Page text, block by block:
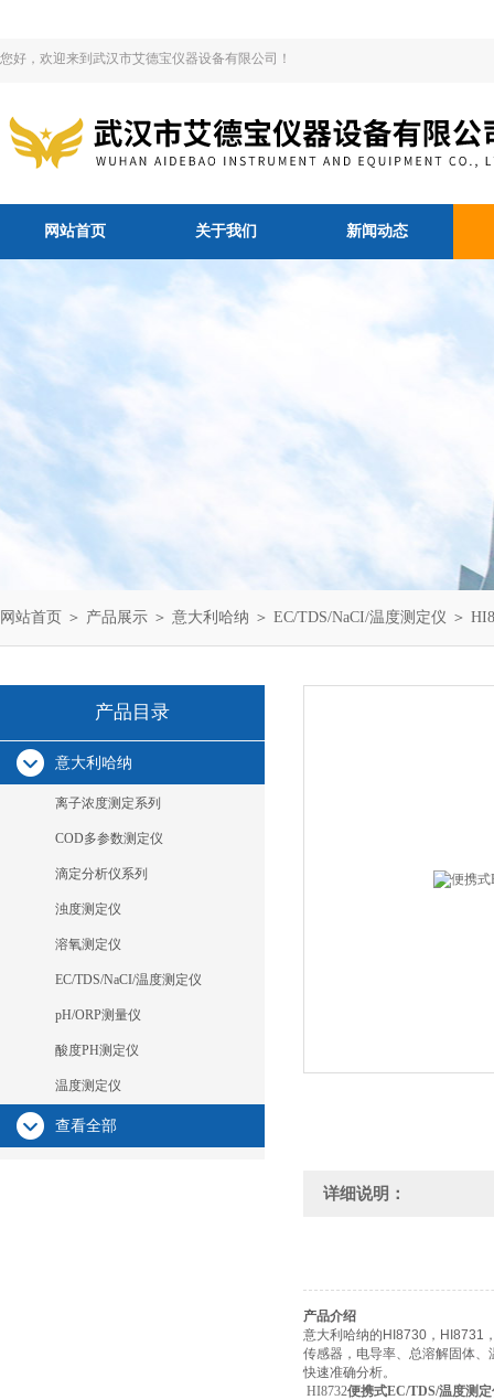
您好，欢迎来到武汉市艾德宝仪器设备有限公司！
网站首页 关于我们 新闻动态
网站首页 ＞ 产品展示 ＞ 意大利哈纳 ＞ EC/TDS/NaCI/温度测定仪 ＞
产品目录
意大利哈纳
离子浓度测定系列
COD多参数测定仪
滴定分析仪系列
浊度测定仪
溶氧测定仪
EC/TDS/NaCI/温度测定仪
pH/ORP测量仪
酸度PH测定仪
温度测定仪
查看全部
详细说明：
产品介绍
意大利哈纳的HI8730，HI8731
传感器，电导率、总溶解固体
快速准确分析。
HI8732便携式EC/TDS/温度测